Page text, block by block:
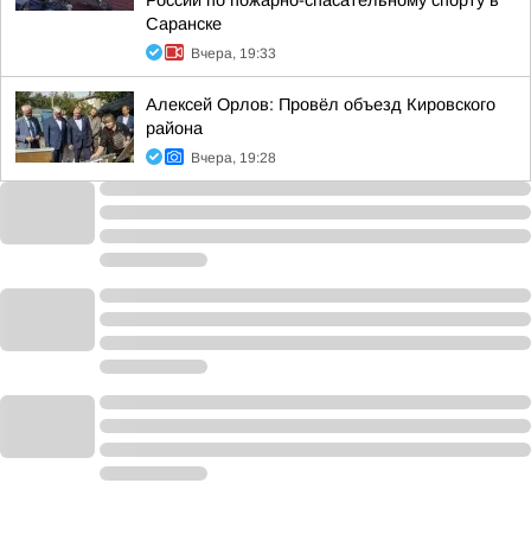
Саранске
Вчера, 19:33
Алексей Орлов: Провёл объезд Кировского
района
Вчера, 19:28